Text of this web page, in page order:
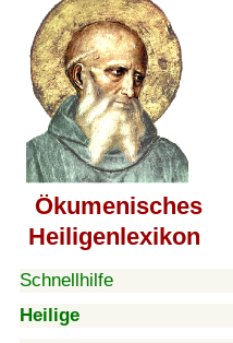
Ökumenisches
Heiligenlexikon
Schnellhilfe
Heilige